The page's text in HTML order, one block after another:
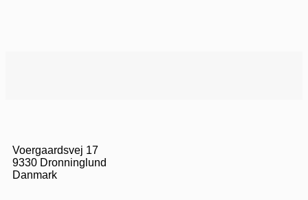
Voergaardsvej 17
9330 Dronninglund
Danmark